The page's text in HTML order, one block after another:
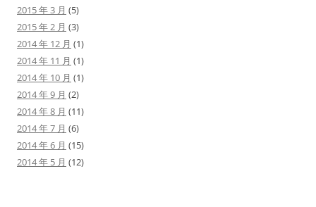
2015 年 3 月 (5)
2015 年 2 月 (3)
2014 年 12 月 (1)
2014 年 11 月 (1)
2014 年 10 月 (1)
2014 年 9 月 (2)
2014 年 8 月 (11)
2014 年 7 月 (6)
2014 年 6 月 (15)
2014 年 5 月 (12)